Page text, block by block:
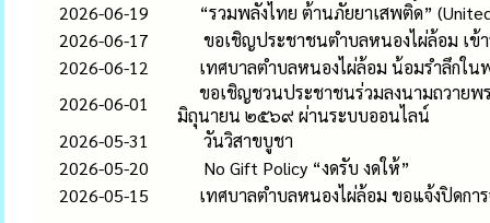
2026-06-19
“รวมพลังไทย ต้านภัยยาเสพติด”
2026-06-17
ขอเชิญประชาชนตำบลหนองไผ่ล้อม เ
2026-06-12
เทศบาลตำบลหนองไผ่ล้อม น้อมรำลึกใ
2026-06-01
ขอเชิญชวนประชาชนร่วมลงนามถวายพ
มิถุนายน ๒๕๖๙ ผ่านระบบออนไลน์
2026-05-31
วันวิสาขบูชา
2026-05-20
No Gift Policy “งดรับ งดให้”
2026-05-15
เทศบาลตำบลหนองไผ่ล้อม ขอแจ้งปิดกา